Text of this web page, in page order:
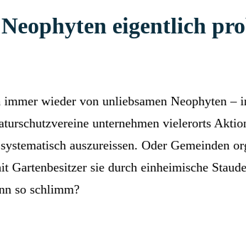
eigentlich
wieder von unliebsamen Neophyten –
unternehmen vielerorts
auszureissen. Oder Gemeinden
Gartenbesitzer sie durch einheimische
so schlimm?